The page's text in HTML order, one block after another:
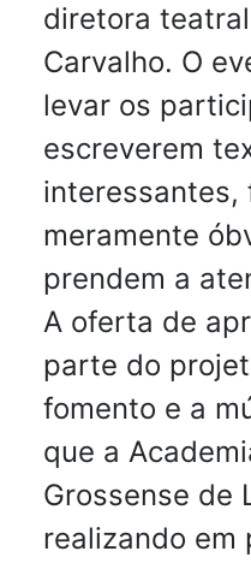
diretora
Carvalho. O
levar os
escreverem
interessantes,
meramente
prendem a
A oferta de
parte do
fomento e a
que a
Grossense de
realizando em